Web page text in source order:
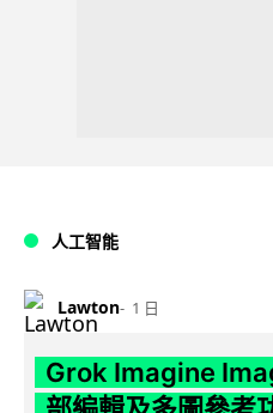
人工智能
Lawton 1 日
Grok Imagine